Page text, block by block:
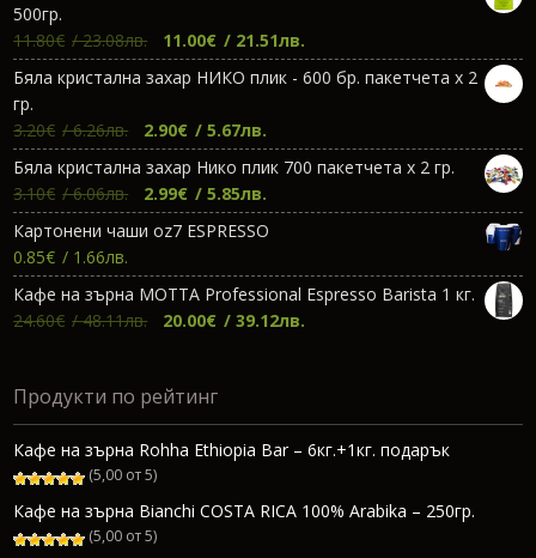
500гр.
11.80€ / 23.08лв.
Original
price
was:
11.00€ / 21.51лв.
цена
е:
Бяла кристална захар НИКО плик - 600 бр. пакетчета х 2
гр.
3.20€ / 6.26лв.
Original
price
was:
3.20€.
2.90€ / 5.67лв.
цена
е:
2.90€.
Бяла кристална захар Нико плик 700 пакетчета х 2 гр.
3.10€ / 6.06лв.
Original
price
was:
3.10€.
2.99€ / 5.85лв.
цена
е:
2.99€.
Картонени чаши oz7 ESPRESSO
0.85€ / 1.66лв.
Кафе на зърна МОТТА Professional Espresso Barista 1 кг.
24.60€ / 48.11лв.
Original
24.60€.
20.00€ / 39.12лв.
Продукти по рейтинг
Кафе на зърна Rohha Ethiopia Bar – 6кг.+1кг. подарък
(5,00 от 5)
Кафе на зърна Bianchi COSTA RICA 100% Arabika – 250гр.
(5,00 от 5)